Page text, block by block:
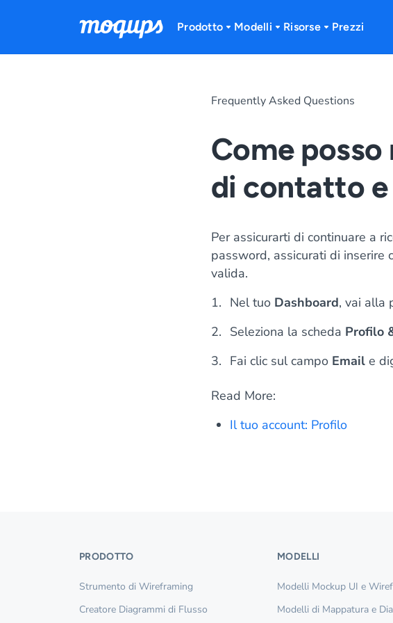
Prodotto Modelli Risorse Prezzi
Frequently Asked Questions
Come
di contatto
Per assicurarti di continuare a
password, assicurati di inserire
valida.
Nel tuo Dashboard, vai alla
Seleziona la scheda Profilo
Fai clic sul campo Email e
Read More:
Il tuo account: Profilo
PRODOTTO
Strumento di Wireframing
Creatore Diagrammi di Flusso
MODELLI
Modelli Mockup UI e
Modelli di Mappatura e